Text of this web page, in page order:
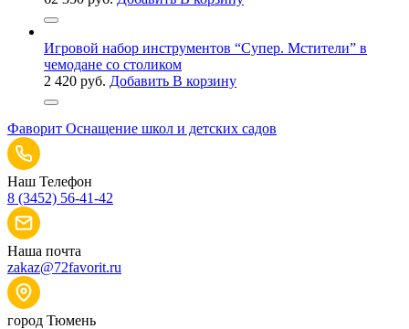
Игровой набор инструментов “Супер. Мстители” в
чемодане со столиком
2 420 руб. Добавить В корзину
Фаворит Оснащение школ и детских садов
Наш Телефон
8 (3452) 56-41-42
Наша почта
zakaz@72favorit.ru
город Тюмень